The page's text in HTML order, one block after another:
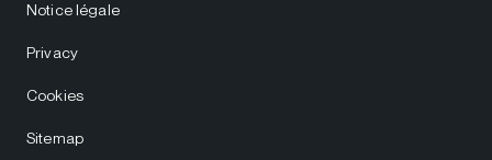
Notice légale
Privacy
Cookies
Sitemap